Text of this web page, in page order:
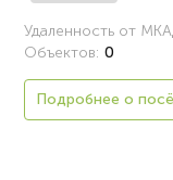
Удаленность от
Объектов: 0
Подробнее о